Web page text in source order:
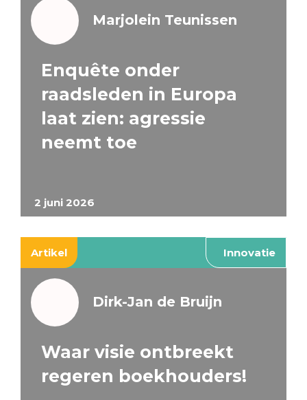
2 juni 2026
Marjolein Teunissen
Enquête onder
raadsleden in Europa
laat zien: agressie
neemt toe
Artikel Innovatie
Dirk-Jan de Bruijn
Waar visie ontbreekt
regeren boekhouders!